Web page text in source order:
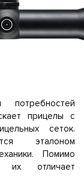
потребностей
прицелы с
сеток.
эталоном
Помимо
их отличает